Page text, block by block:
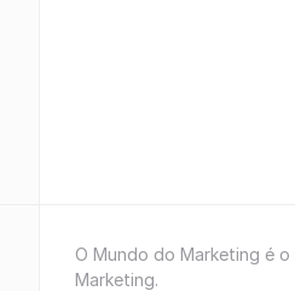
O Mundo do Marketing é
Marketing.